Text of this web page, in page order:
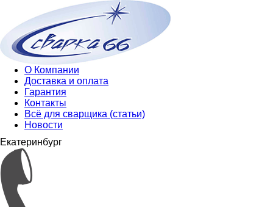
О Компании
Доставка и оплата
Гарантия
Контакты
Всё для сварщика (статьи)
Новости
Екатеринбург